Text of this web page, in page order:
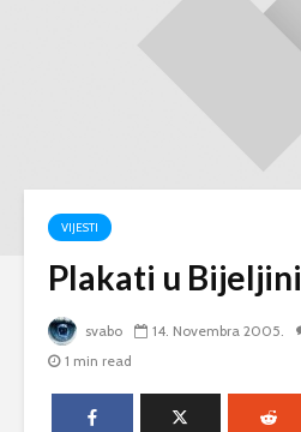
VIJESTI
Plakati u Bijeljini
svabo 14. Novembra 2005.
1 min read